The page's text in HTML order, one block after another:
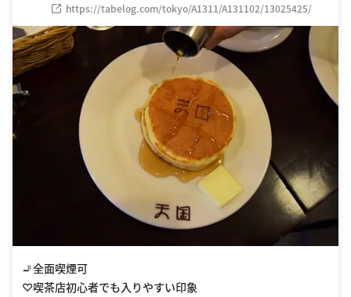
https://tabelog.com/tokyo/A1311/A131102/13025425/
🚬全面喫煙可
♡喫茶店初心者でも入りやすい印象